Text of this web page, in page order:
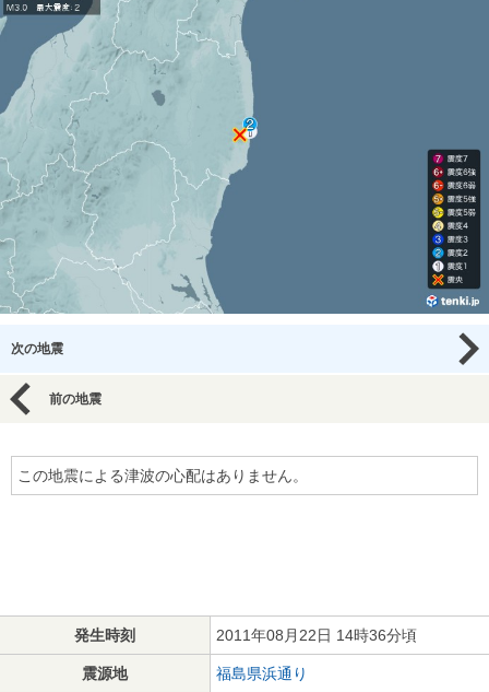
次の地震
前の地震
この地震による津波の心配はありません。
発生時刻 2011年08月22日 14時36分頃
震源地 福島県浜通り